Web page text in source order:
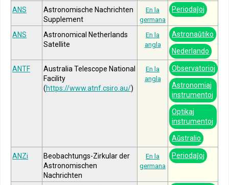
ANS
Astronomische Nachrichten
Supplement
En la
germana
Periodaĵoj
ANS
Astronomical Netherlands
Satellite
En la
angla
Astronaŭtiko
Nederlando
ANTF
Australia Telescope National
Facility
(https://www.atnf.csiro.au/)
En la
angla
Observatorioj
Astronomiaj
instrumentoj
Optikaj
instrumentoj
Aŭstralio
ANZi
Beobachtungs-Zirkular der
Astronomischen
Nachrichten
En la
germana
Periodaĵoj